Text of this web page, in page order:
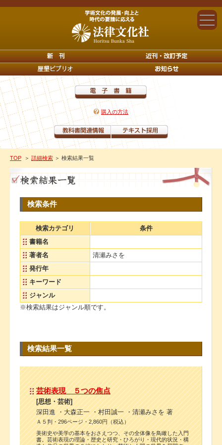
購入の方法
TOP ＞ 詳細検索 ＞ 検索結果一覧
検索条件
検索カテゴリ
条件
書籍名
著者名
清瀬みさを
発行年
キーワード
ジャンル
※検索結果はジャンル順です。
検索結果一覧
芸術表現 ５つの焦点
[思想・芸術]
深田進 ・大森正一 ・村田誠一 ・清瀬みさを 著
Ａ５判・296ページ・2,860円（税込）
美術史や美学の基本をおさえつつ、その全体像を鳥瞰した入門
書。芸術表現の理論・歴史と研究・ひろがり・現代的状況・構